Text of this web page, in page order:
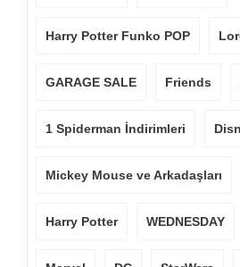
Harry Potter Funko POP
GARAGE SALE Friends
1 Spiderman İndirimleri
Mickey Mouse ve Arkadaşları
Harry Potter WEDNESDAY